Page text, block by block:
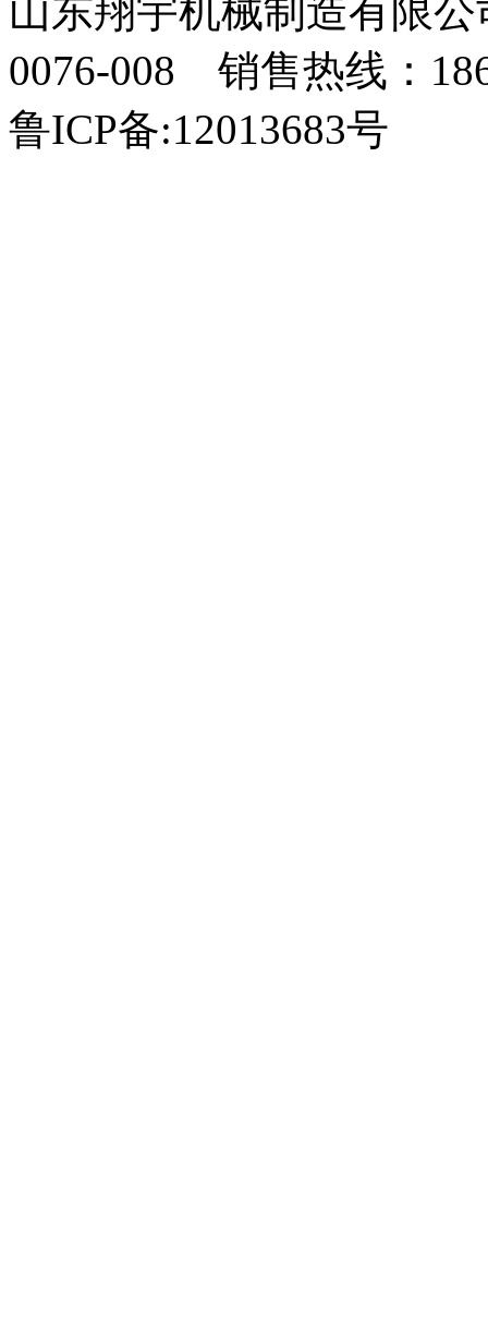
山东翔宇机械制造有限
0076-008 销售热线：
鲁ICP备:12013683号